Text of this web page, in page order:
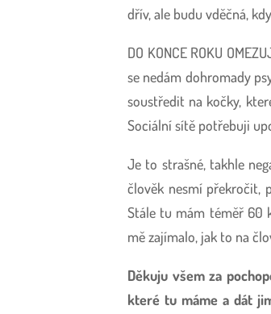
dřív, ale budu vděčná,
DO KONCE ROKU
se nedám dohromady
soustředit na kočky,
Sociální sítě potřebuji
Je to strašné, takhle
člověk nesmí překročit,
Stále tu mám téměř 60
mě zajímalo, jak to na
Děkuju všem za
které tu máme a dát